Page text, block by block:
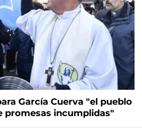
García Cuerva "el pueblo
promesas incumplidas"